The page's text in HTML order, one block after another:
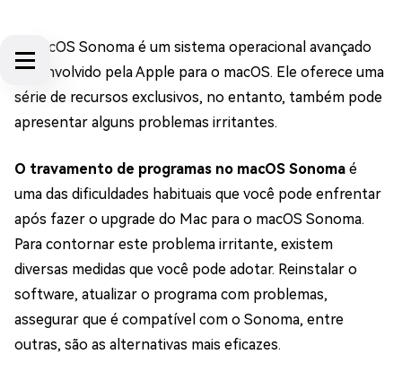
O macOS Sonoma é um sistema operacional avançado
desenvolvido pela Apple para o macOS. Ele oferece uma
série de recursos exclusivos, no entanto, também pode
apresentar alguns problemas irritantes.
O travamento de programas no macOS Sonoma é
uma das dificuldades habituais que você pode enfrentar
após fazer o upgrade do Mac para o macOS Sonoma.
Para contornar este problema irritante, existem
diversas medidas que você pode adotar. Reinstalar o
software, atualizar o programa com problemas,
assegurar que é compatível com o Sonoma, entre
outras, são as alternativas mais eficazes.